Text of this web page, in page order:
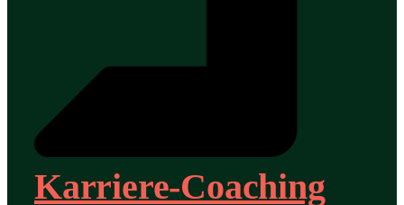
Karriere-Coaching